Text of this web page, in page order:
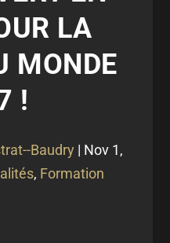
LA
MONDE
!
Baudry | Nov 1,
, Formation